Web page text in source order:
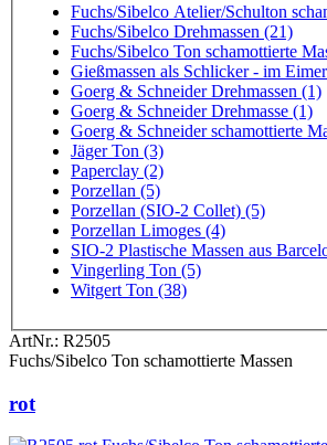
Fuchs/Sibelco Atelier/Schulton
Fuchs/Sibelco Drehmassen (21)
Fuchs/Sibelco Ton schamottierte
Gießmassen als Schlicker - im
Goerg & Schneider Drehmassen (1)
Goerg & Schneider Drehmasse (1)
Goerg & Schneider schamottierte
Jäger Ton (3)
Paperclay (2)
Porzellan (5)
Porzellan (SIO-2 Collet) (5)
Porzellan Limoges (4)
SIO-2 Plastische Massen aus
Vingerling Ton (5)
Witgert Ton (38)
ArtNr.: R2505
Fuchs/Sibelco Ton schamottierte Massen
rot